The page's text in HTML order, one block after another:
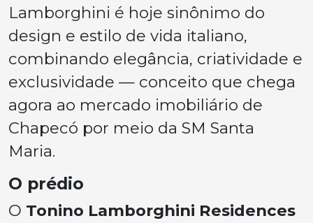
Lamborghini é hoje sinônimo do
design e estilo de vida italiano,
combinando elegância, criatividade e
exclusividade — conceito que chega
agora ao mercado imobiliário de
Chapecó por meio da SM Santa
Maria.
O prédio
O Tonino Lamborghini Residences